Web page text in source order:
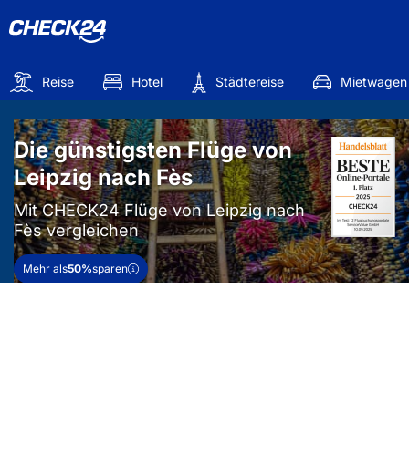
Reise Hotel Städtereise Mietwagen
Die günstigsten Flüge von
Leipzig nach Fès
Mit CHECK24 Flüge von Leipzig nach
Fès vergleichen
Mehr als50%sparen